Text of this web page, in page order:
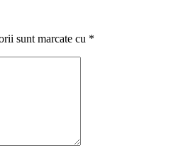
sunt marcate cu *